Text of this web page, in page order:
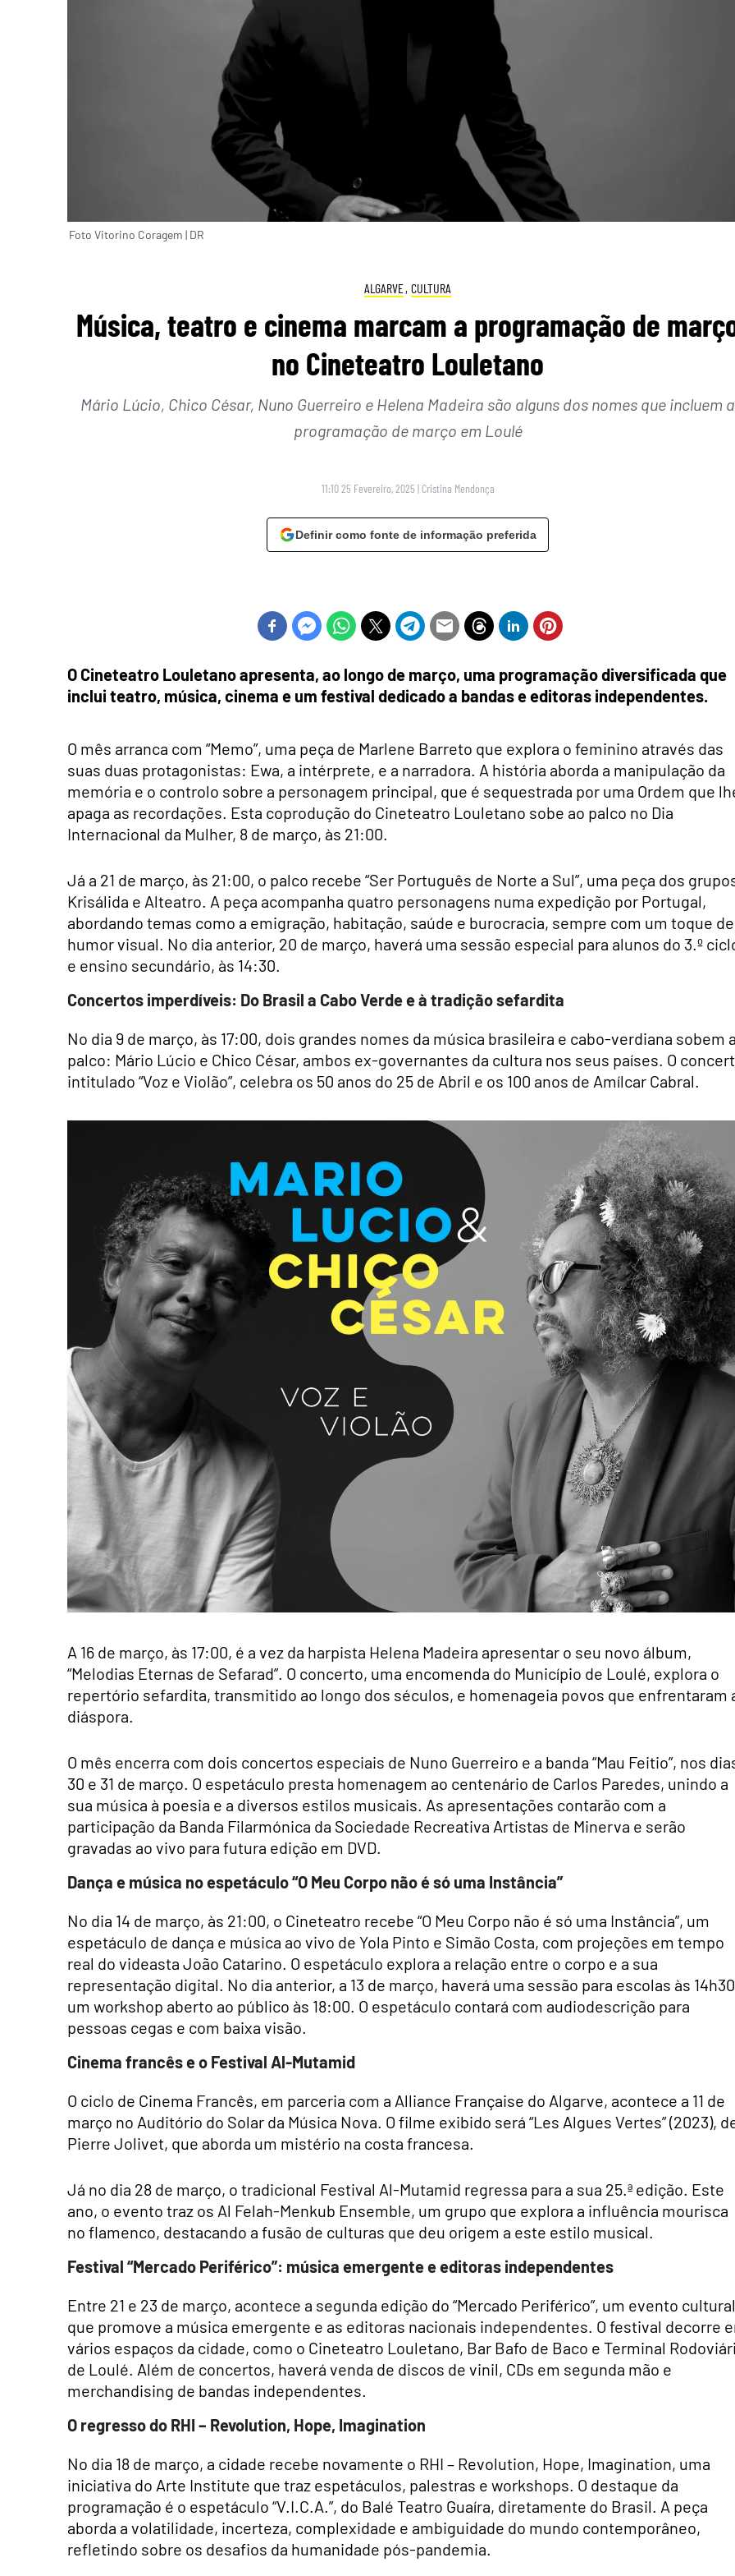
Foto Vitorino Coragem | DR
ALGARVE, CULTURA
Música, teatro e cinema marcam a programação de
no Cineteatro Louletano
Mário Lúcio, Chico César, Nuno Guerreiro e Helena Madeira são alguns dos nomes que incluem a
programação de março em Loulé
11:10 25 Fevereiro, 2025 | Cristina Mendonça
Definir como fonte de informação preferida
O Cineteatro Louletano apresenta, ao longo de março, uma programação diversificada que
inclui teatro, música, cinema e um festival dedicado a bandas e editoras independentes.
O mês arranca com “Memo”, uma peça de Marlene Barreto que explora o feminino através das
suas duas protagonistas: Ewa, a intérprete, e a narradora. A história aborda a manipulação da
memória e o controlo sobre a personagem principal, que é sequestrada por uma Ordem que
apaga as recordações. Esta coprodução do Cineteatro Louletano sobe ao palco no Dia
Internacional da Mulher, 8 de março, às 21:00.
Já a 21 de março, às 21:00, o palco recebe “Ser Português de Norte a Sul”, uma peça dos
Krisálida e Alteatro. A peça acompanha quatro personagens numa expedição por Portugal,
abordando temas como a emigração, habitação, saúde e burocracia, sempre com um toque de
humor visual. No dia anterior, 20 de março, haverá uma sessão especial para alunos do 3.º
e ensino secundário, às 14:30.
Concertos imperdíveis: Do Brasil a Cabo Verde e à tradição sefardita
No dia 9 de março, às 17:00, dois grandes nomes da música brasileira e cabo-verdiana sobem
palco: Mário Lúcio e Chico César, ambos ex-governantes da cultura nos seus países. O
intitulado “Voz e Violão”, celebra os 50 anos do 25 de Abril e os 100 anos de Amílcar Cabral.
A 16 de março, às 17:00, é a vez da harpista Helena Madeira apresentar o seu novo álbum,
“Melodias Eternas de Sefarad”. O concerto, uma encomenda do Município de Loulé, explora o
repertório sefardita, transmitido ao longo dos séculos, e homenageia povos que enfrentaram
diáspora.
O mês encerra com dois concertos especiais de Nuno Guerreiro e a banda “Mau Feitio”, nos
30 e 31 de março. O espetáculo presta homenagem ao centenário de Carlos Paredes, unindo a
sua música à poesia e a diversos estilos musicais. As apresentações contarão com a
participação da Banda Filarmónica da Sociedade Recreativa Artistas de Minerva e serão
gravadas ao vivo para futura edição em DVD.
Dança e música no espetáculo “O Meu Corpo não é só uma Instância”
No dia 14 de março, às 21:00, o Cineteatro recebe “O Meu Corpo não é só uma Instância”, um
espetáculo de dança e música ao vivo de Yola Pinto e Simão Costa, com projeções em tempo
real do videasta João Catarino. O espetáculo explora a relação entre o corpo e a sua
representação digital. No dia anterior, a 13 de março, haverá uma sessão para escolas às
um workshop aberto ao público às 18:00. O espetáculo contará com audiodescrição para
pessoas cegas e com baixa visão.
Cinema francês e o Festival Al-Mutamid
O ciclo de Cinema Francês, em parceria com a Alliance Française do Algarve, acontece a 11 de
março no Auditório do Solar da Música Nova. O filme exibido será “Les Algues Vertes” (2023),
Pierre Jolivet, que aborda um mistério na costa francesa.
Já no dia 28 de março, o tradicional Festival Al-Mutamid regressa para a sua 25.ª edição. Este
ano, o evento traz os Al Felah-Menkub Ensemble, um grupo que explora a influência mourisca
no flamenco, destacando a fusão de culturas que deu origem a este estilo musical.
Festival “Mercado Periférico”: música emergente e editoras independentes
Entre 21 e 23 de março, acontece a segunda edição do “Mercado Periférico”, um evento cultural
que promove a música emergente e as editoras nacionais independentes. O festival decorre
vários espaços da cidade, como o Cineteatro Louletano, Bar Bafo de Baco e Terminal
de Loulé. Além de concertos, haverá venda de discos de vinil, CDs em segunda mão e
merchandising de bandas independentes.
O regresso do RHI – Revolution, Hope, Imagination
No dia 18 de março, a cidade recebe novamente o RHI – Revolution, Hope, Imagination, uma
iniciativa do Arte Institute que traz espetáculos, palestras e workshops. O destaque da
programação é o espetáculo “V.I.C.A.”, do Balé Teatro Guaíra, diretamente do Brasil. A peça
aborda a volatilidade, incerteza, complexidade e ambiguidade do mundo contemporâneo,
refletindo sobre os desafios da humanidade pós-pandemia.